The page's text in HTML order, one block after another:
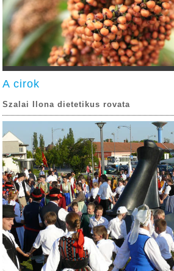
A cirok
Szalai Ilona dietetikus rovata